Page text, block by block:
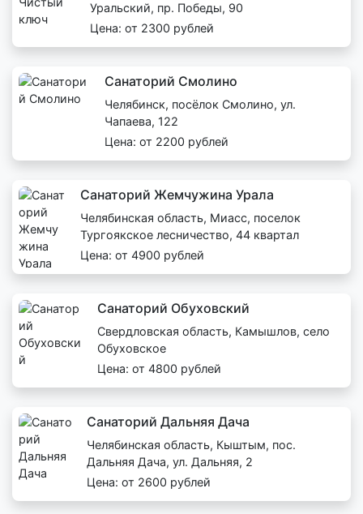
Уральский, пр. Победы, 90
Цена: от 2300 рублей
Санаторий Смолино
Челябинск, посёлок Смолино, ул.
Чапаева, 122
Цена: от 2200 рублей
Санаторий Жемчужина Урала
Челябинская область, Миасс, поселок
Тургоякское лесничество, 44 квартал
Цена: от 4900 рублей
Санаторий Обуховский
Свердловская область, Камышлов, село
Обуховское
Цена: от 4800 рублей
Санаторий Дальняя Дача
Челябинская область, Кыштым, пос.
Дальняя Дача, ул. Дальняя, 2
Цена: от 2600 рублей